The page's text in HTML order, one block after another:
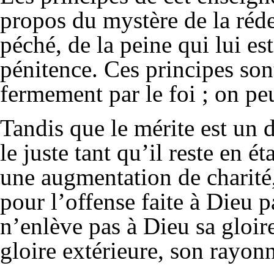
propos du mystère de la
péché, de la peine qui lui
pénitence. Ces principes
fermement par le foi ; on
Tandis que le mérite est un
le juste tant qu’il reste en
une augmentation de
pour l’offense faite à Dieu
n’enlève pas à Dieu sa
gloire extérieure, son